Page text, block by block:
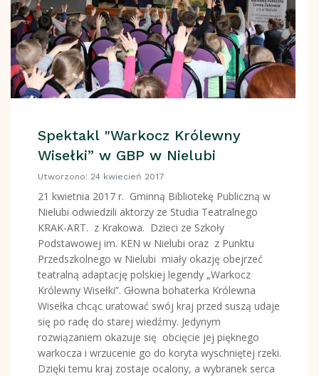
Spektakl "Warkocz Królewny
Wisełki” w GBP w Nielubi
Utworzono: 24 kwiecień 2017
21 kwietnia 2017 r. Gminną Bibliotekę Publiczną w
Nielubi odwiedzili aktorzy ze Studia Teatralnego
KRAK-ART. z Krakowa. Dzieci ze Szkoły
Podstawowej im. KEN w Nielubi oraz z Punktu
Przedszkolnego w Nielubi miały okazję obejrzeć
teatralną adaptację polskiej legendy „Warkocz
Królewny Wisełki”. Głowna bohaterka Królewna
Wisełka chcąc uratować swój kraj przed suszą udaje
się po radę do starej wiedźmy. Jedynym
rozwiązaniem okazuje się obcięcie jej pięknego
warkocza i wrzucenie go do koryta wyschniętej rzeki.
Dzięki temu kraj zostaje ocalony, a wybranek serca